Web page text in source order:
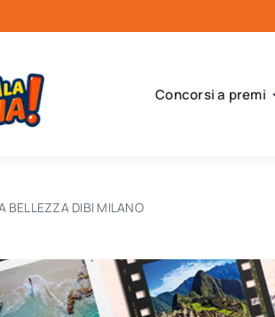
Concorsi a premi
BELLEZZA DIBI MILANO